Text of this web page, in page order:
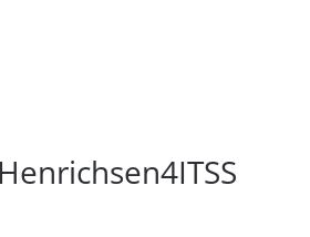
Henrichsen4ITSS